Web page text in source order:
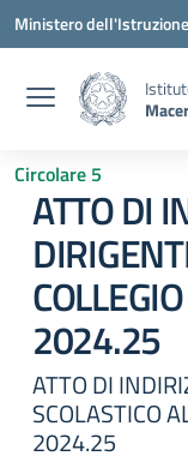
Vai ai contenuti
Vai al menu di
Vai al footer
Ministero
Circolare 5
ATTO DI
2024.25
ATTO DI
SCOLASTICO
2024.25